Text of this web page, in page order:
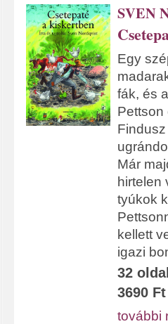
SVEN
Egy
fák, és
Pettson
Már
hirtelen
tyúkok
kellett
igazi
32 oldal
3690 Ft
további